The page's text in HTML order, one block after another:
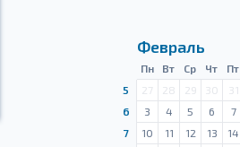
Февраль
Пн Вт Ср Чт Пт
5
27 28 29 30 31
6
3 4 5 6 7
7
10 11 12 13 14